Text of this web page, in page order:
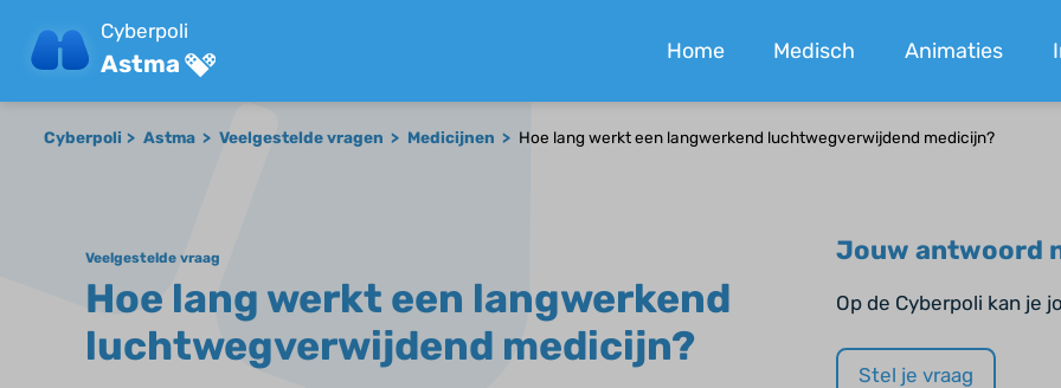
Cyberpoli
Astma Home Medisch Animaties
Cyberpoli Astma Veelgestelde vragen Medicijnen Hoe lang werkt een langwerkend luchtwegverwijdend medicijn?
Veelgestelde vraag
Hoe lang werkt een langwerkend
luchtwegverwijdend medicijn?
Jouw antwoord
Op de Cyberpoli kan je
Stel je vraag